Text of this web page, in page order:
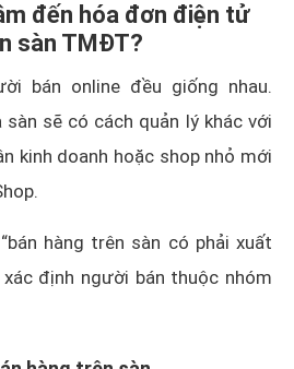
đến hóa đơn điện tử
sàn TMĐT?
bán online đều giống nhau.
sàn sẽ có cách quản lý khác với
kinh doanh hoặc shop nhỏ mới
hàng trên sàn có phải xuất
xác định người bán thuộc nhóm